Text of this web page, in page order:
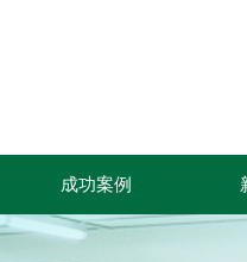
成功案例